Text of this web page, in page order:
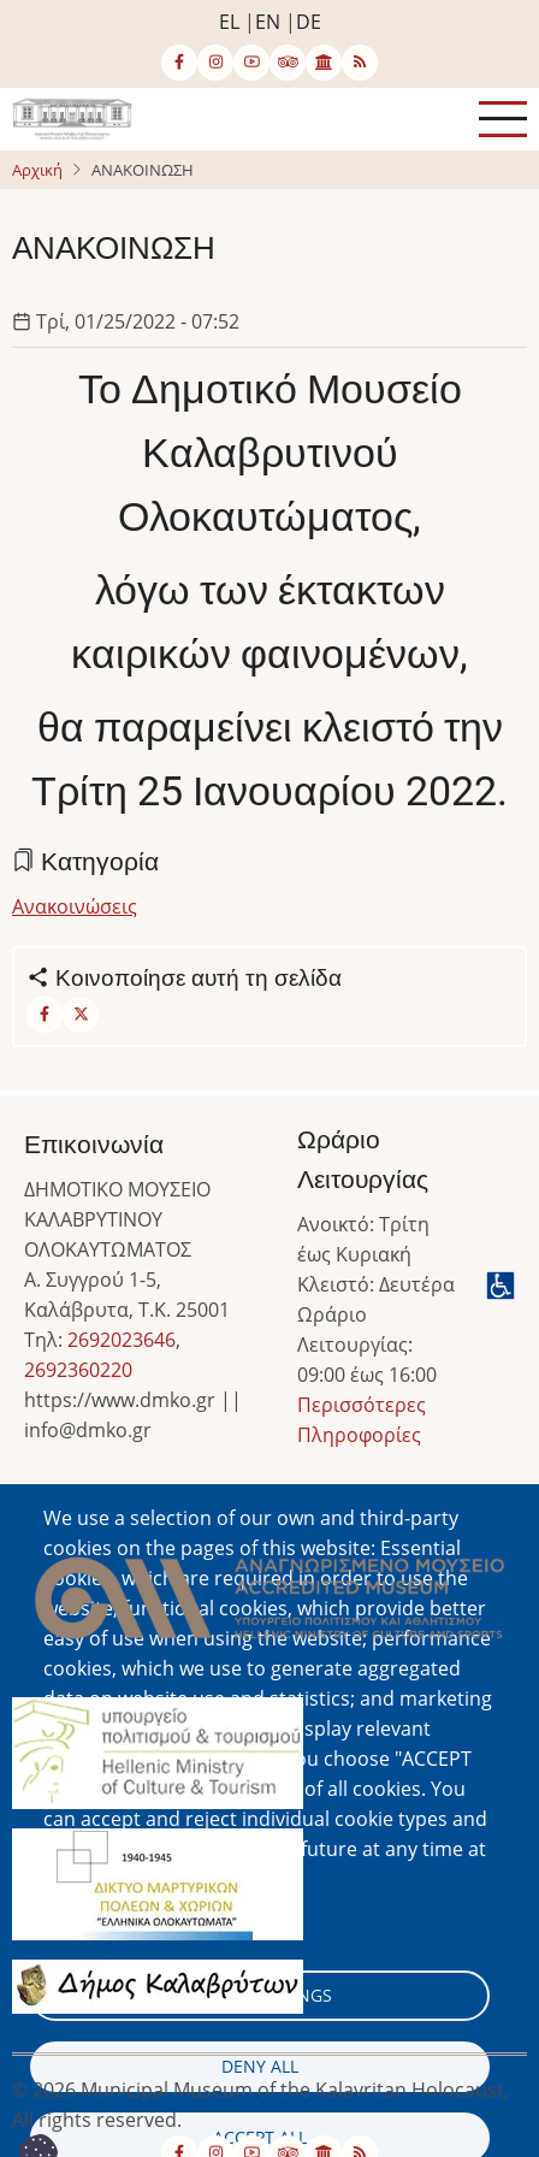
κυρίως
περιεχόμενο
EL EN DE
Αρχική ΑΝΑΚΟΙΝΩΣΗ
ΑΝΑΚΟΙΝΩΣΗ
Τρί, 01/25/2022 - 07:52
Το Δημοτικό Μουσείο
Καλαβρυτινού
Ολοκαυτώματος,
λόγω των έκτακτων
καιρικών φαινομένων,
θα παραμείνει κλειστό την
Τρίτη 25 Ιανουαρίου 2022.
Κατηγορία
Ανακοινώσεις
Κοινοποίησε αυτή τη σελίδα
We use a selection of our own and third-party
cookies on the pages of this website: Essential
cookies, which are required in order to use the
website; functional cookies, which provide better
easy of use when using the website; performance
cookies, which we use to generate aggregated
data on website use and statistics; and marketing
cookies, which are used to display relevant
content and advertising. If you choose "ACCEPT
ALL", you consent to the use of all cookies. You
can accept and reject individual cookie types and
revoke your consent for the future at any time at
"Settings".
Cookie documentation
COOKIE SETTINGS
DENY ALL
ACCEPT ALL
Επικοινωνία
ΔΗΜΟΤΙΚΟ ΜΟΥΣΕΙΟ
ΚΑΛΑΒΡΥΤΙΝΟΥ
ΟΛΟΚΑΥΤΩΜΑΤΟΣ
Α. Συγγρού 1-5,
Καλάβρυτα, Τ.Κ. 25001
Τηλ: 2692023646,
2692360220
https://www.dmko.gr ||
info@dmko.gr
Ωράριο
Λειτουργίας
Ανοικτό: Τρίτη
έως Κυριακή
Κλειστό: Δευτέρα
Ωράριο
Λειτουργίας:
09:00 έως 16:00
Περισσότερες
Πληροφορίες
Image
Image
Image
Image
© 2026 Municipal Museum of the Kalavritan Holocaust,
All rights reserved.